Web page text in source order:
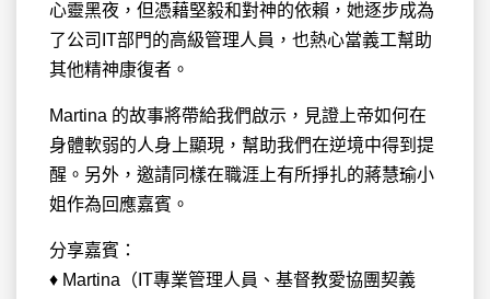
心靈黑夜，但憑藉堅毅和對神的依賴，她逐步成為
了公司IT部門的高級管理人員，也熱心當義工幫助
其他精神康復者。
Martina 的故事將帶給我們啟示，見證上帝如何在
身體軟弱的人身上顯現，幫助我們在逆境中得到提
醒。另外，邀請同樣在職涯上有所掙扎的蔣慧瑜小
姐作為回應嘉賓。
分享嘉賓：
♦ Martina（IT專業管理人員、基督教愛協團契義